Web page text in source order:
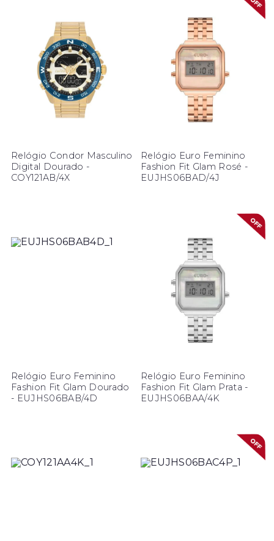
Relógio Condor Masculino
Digital Dourado -
COY121AB/4X
Relógio Euro Feminino
Fashion Fit Glam Rosé -
EUJHS06BAD/4J
Relógio Euro Feminino
Fashion Fit Glam Dourado
- EUJHS06BAB/4D
Relógio Euro Feminino
Fashion Fit Glam Prata -
EUJHS06BAA/4K